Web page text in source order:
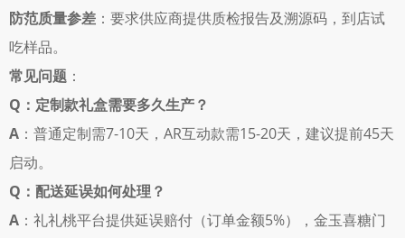
防范质量参差 ：要求供应商提供质检报告及溯源码，到店试
吃样品。
常见问题 ：
Q：定制款礼盒需要多久生产？
A ：普通定制需7-10天，AR互动款需15-20天，建议提前45天
启动。
Q：配送延误如何处理？
A ：礼礼桃平台提供延误赔付（订单金额5%），金玉喜糖门